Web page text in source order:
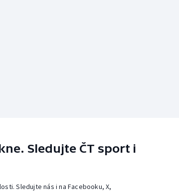
Sledujte ČT sport i
Sledujte nás i na Facebooku, X,